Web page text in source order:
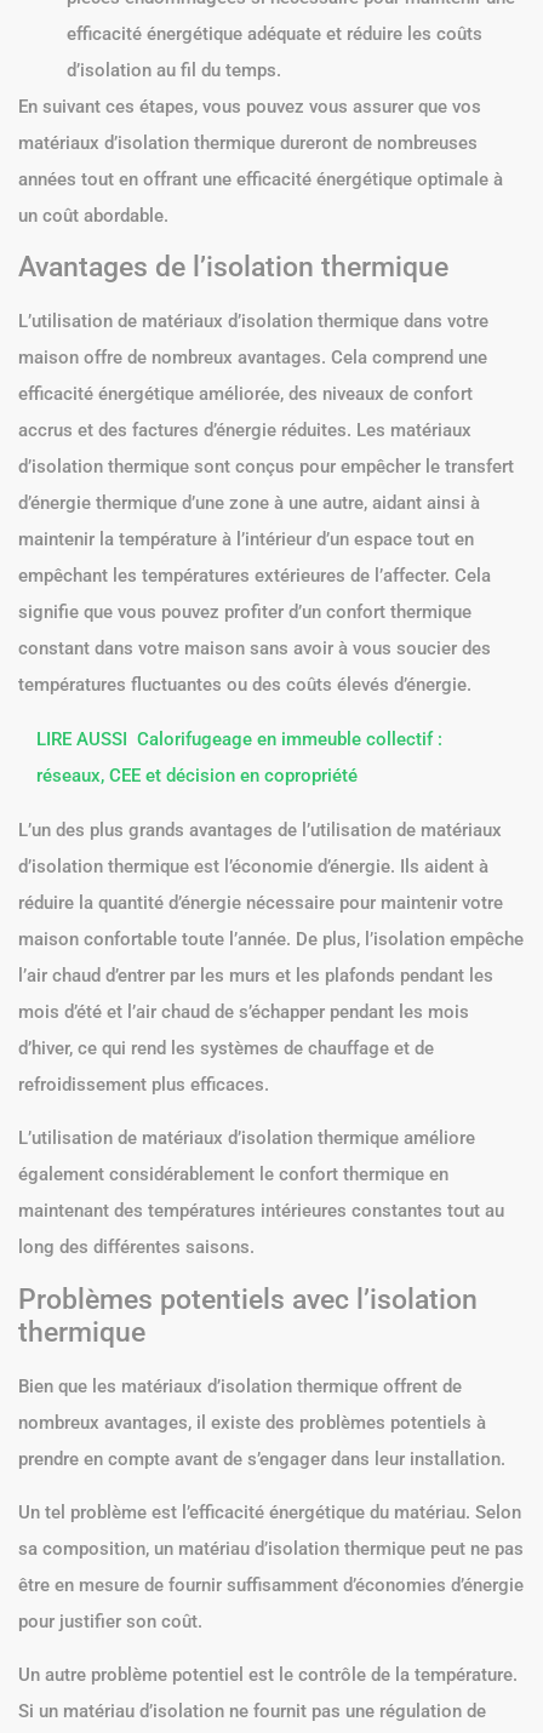
efficacité énergétique adéquate et réduire les coûts
d’isolation au fil du temps.
En suivant ces étapes, vous pouvez vous assurer que vos
matériaux d’isolation thermique dureront de nombreuses
années tout en offrant une efficacité énergétique optimale à
un coût abordable.
Avantages de l’isolation thermique
L’utilisation de matériaux d’isolation thermique dans votre
maison offre de nombreux avantages. Cela comprend une
efficacité énergétique améliorée, des niveaux de confort
accrus et des factures d’énergie réduites. Les matériaux
d’isolation thermique sont conçus pour empêcher le transfert
d’énergie thermique d’une zone à une autre, aidant ainsi à
maintenir la température à l’intérieur d’un espace tout en
empêchant les températures extérieures de l’affecter. Cela
signifie que vous pouvez profiter d’un confort thermique
constant dans votre maison sans avoir à vous soucier des
températures fluctuantes ou des coûts élevés d’énergie.
LIRE AUSSI Calorifugeage en immeuble collectif :
réseaux, CEE et décision en copropriété
L’un des plus grands avantages de l’utilisation de matériaux
d’isolation thermique est l’économie d’énergie. Ils aident à
réduire la quantité d’énergie nécessaire pour maintenir votre
maison confortable toute l’année. De plus, l’isolation empêche
l’air chaud d’entrer par les murs et les plafonds pendant les
mois d’été et l’air chaud de s’échapper pendant les mois
d’hiver, ce qui rend les systèmes de chauffage et de
refroidissement plus efficaces.
L’utilisation de matériaux d’isolation thermique améliore
également considérablement le confort thermique en
maintenant des températures intérieures constantes tout au
long des différentes saisons.
Problèmes potentiels avec l’isolation
thermique
Bien que les matériaux d’isolation thermique offrent de
nombreux avantages, il existe des problèmes potentiels à
prendre en compte avant de s’engager dans leur installation.
Un tel problème est l’efficacité énergétique du matériau. Selon
sa composition, un matériau d’isolation thermique peut ne pas
être en mesure de fournir suffisamment d’économies d’énergie
pour justifier son coût.
Un autre problème potentiel est le contrôle de la température.
Si un matériau d’isolation ne fournit pas une régulation de